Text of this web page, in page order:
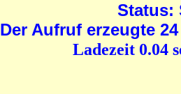
Status:
Der Aufruf erzeugte
Ladezeit 0.04